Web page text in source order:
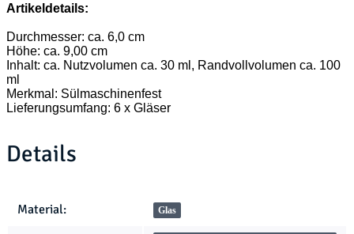
Artikeldetails:
Durchmesser: ca. 6,0 cm
Höhe: ca. 9,00 cm
Inhalt: ca. Nutzvolumen ca. 30 ml, Randvollvolumen ca. 100
ml
Merkmal: Sülmaschinenfest
Lieferungsumfang: 6 x Gläser
Details
Produkteigenschaft
Wert
Material: Glas